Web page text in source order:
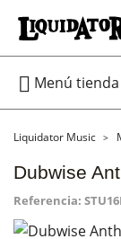
 Menú tienda
Liquidator Music
Dubwise
Referencia: